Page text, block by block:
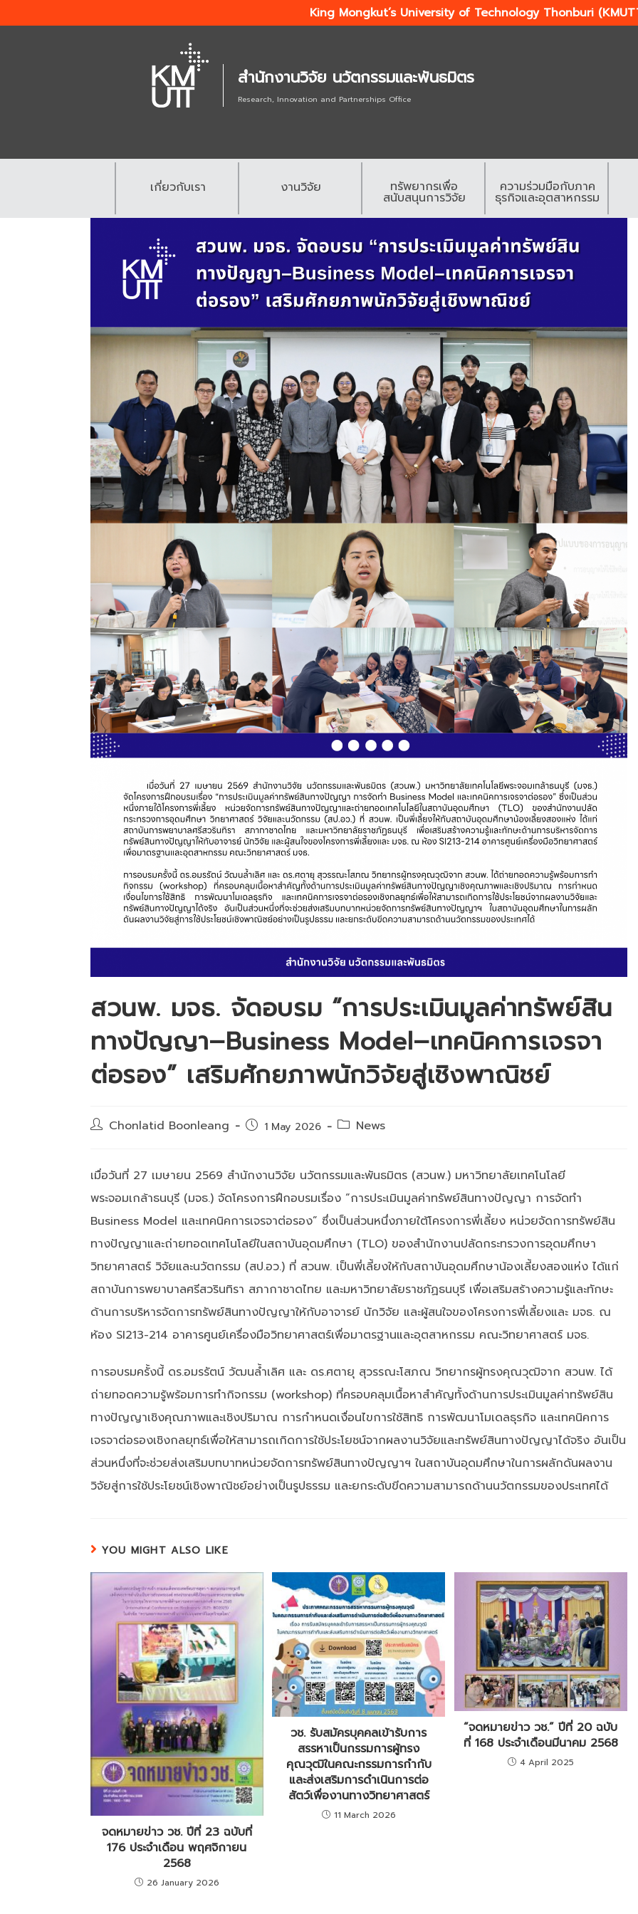
King Mongkut’s University of Technology Thonburi
สำนักงานวิจัย นวัตกรรมและพันธมิตร
Research, Innovation and Partnerships Office
เกี่ยวกับเรา
งานวิจัย
ทรัพยากรเพื่อ
สนับสนุนการวิจัย
ความร่วมมือกับภาค
ธุรกิจและอุตสาหกรรม
สวนพ. มจธ. จัดอบรม “การประเมินมูลค่าทรัพย์สิน
ทางปัญญา–Business Model–เทคนิคการเจรจา
ต่อรอง” เสริมศักยภาพนักวิจัยสู่เชิงพาณิชย์
PostChonlatid Boonleang
Post1 May 2026
PostNews
เมื่อวันที่ 27 เมษายน 2569 สำนักงานวิจัย นวัตกรรมและพันธมิตร (สวนพ.) มหาวิทยาลัยเทคโนโลยี
พระจอมเกล้าธนบุรี (มจธ.) จัดโครงการฝึกอบรมเรื่อง “การประเมินมูลค่าทรัพย์สินทางปัญญา การจัดทำ
Business Model และเทคนิคการเจรจาต่อรอง” ซึ่งเป็นส่วนหนึ่งภายใต้โครงการพี่เลี้ยง หน่วยจัดการทรัพย์สิน
ทางปัญญาและถ่ายทอดเทคโนโลยีในสถาบันอุดมศึกษา (TLO) ของสำนักงานปลัดกระทรวงการอุดมศึกษา
วิทยาศาสตร์ วิจัยและนวัตกรรม (สป.อว.) ที่ สวนพ. เป็นพี่เลี้ยงให้กับสถาบันอุดมศึกษาน้องเลี้ยงสองแห่ง ได้แก่
สถาบันการพยาบาลศรีสวรินทิรา สภากาชาดไทย และมหาวิทยาลัยราชภัฏธนบุรี เพื่อเสริมสร้างความรู้และทักษะ
ด้านการบริหารจัดการทรัพย์สินทางปัญญาให้กับอาจารย์ นักวิจัย และผู้สนใจของโครงการพี่เลี้ยงและ มจธ. ณ
ห้อง SI213-214 อาคารศูนย์เครื่องมือวิทยาศาสตร์เพื่อมาตรฐานและอุตสาหกรรม คณะวิทยาศาสตร์ มจธ.
การอบรมครั้งนี้ ดร.อมรรัตน์ วัฒนล้ำเลิศ และ ดร.ศตายุ สุวรรณะโสภณ วิทยากรผู้ทรงคุณวุฒิจาก สวนพ. ได้
ถ่ายทอดความรู้พร้อมการทำกิจกรรม (workshop) ที่ครอบคลุมเนื้อหาสำคัญทั้งด้านการประเมินมูลค่าทรัพย์สิน
ทางปัญญาเชิงคุณภาพและเชิงปริมาณ การกำหนดเงื่อนไขการใช้สิทธิ การพัฒนาโมเดลธุรกิจ และเทคนิคการ
เจรจาต่อรองเชิงกลยุทธ์เพื่อให้สามารถเกิดการใช้ประโยชน์จากผลงานวิจัยและทรัพย์สินทางปัญญาได้จริง อันเป็น
ส่วนหนึ่งที่จะช่วยส่งเสริมบทบาทหน่วยจัดการทรัพย์สินทางปัญญาฯ ในสถาบันอุดมศึกษาในการผลักดันผลงาน
วิจัยสู่การใช้ประโยชน์เชิงพาณิชย์อย่างเป็นรูปธรรม และยกระดับขีดความสามารถด้านนวัตกรรมของประเทศได้
YOU MIGHT ALSO LIKE
จดหมายข่าว วช. ปีที่ 23 ฉบับที่
176 ประจำเดือน พฤศจิกายน
2568
26 January 2026
วช. รับสมัครบุคคลเข้ารับการ
สรรหาเป็นกรรมการผู้ทรง
คุณวุฒิในคณะกรรมการกำกับ
และส่งเสริมการดำเนินการต่อ
สัตว์เพื่องานทางวิทยาศาสตร์
11 March 2026
“จดหมายข่าว วช.” ปีที่ 20 ฉบับ
ที่ 168 ประจำเดือนมีนาคม 2568
4 April 2025